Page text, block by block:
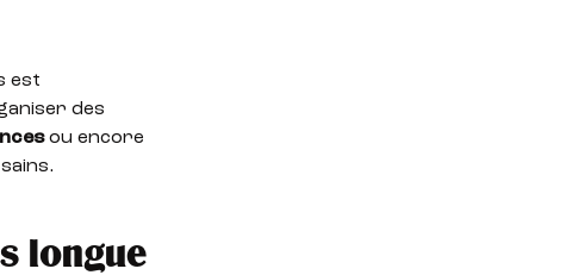
est
des
ou encore
longue